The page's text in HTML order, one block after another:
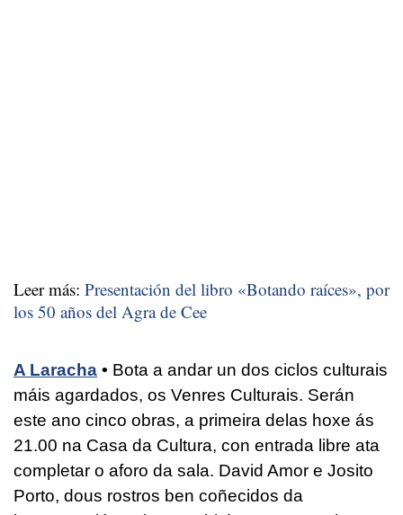
Leer más: Presentación del libro «Botando raíces», por
los 50 años del Agra de Cee
A Laracha • Bota a andar un dos ciclos culturais
máis agardados, os Venres Culturais. Serán
este ano cinco obras, a primeira delas hoxe ás
21.00 na Casa da Cultura, con entrada libre ata
completar o aforo da sala. David Amor e Josito
Porto, dous rostros ben coñecidos da